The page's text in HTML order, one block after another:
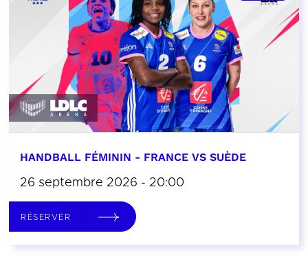
HANDBALL FÉMININ - FRANCE VS SUÈDE
26 septembre 2026 - 20:00
RÉSERVER